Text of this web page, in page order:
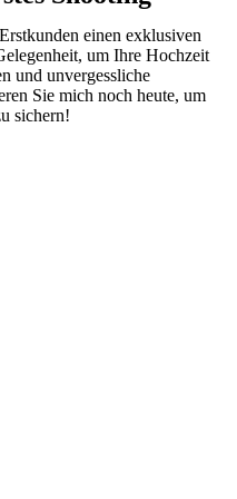
einen exklusiven
um Ihre Hochzeit
und unvergessliche
Sie mich noch heute, um
sichern!